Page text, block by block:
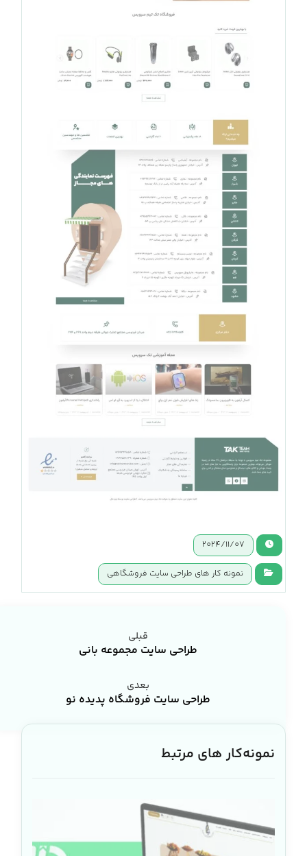
2024/11/07
نمونه کار های طراحی سایت فروشگاهی
قبلی
طراحی سایت مجموعه بانی
بعدی
طراحی سایت فروشگاه پدیده نو
نمونه‌کار های مرتبط